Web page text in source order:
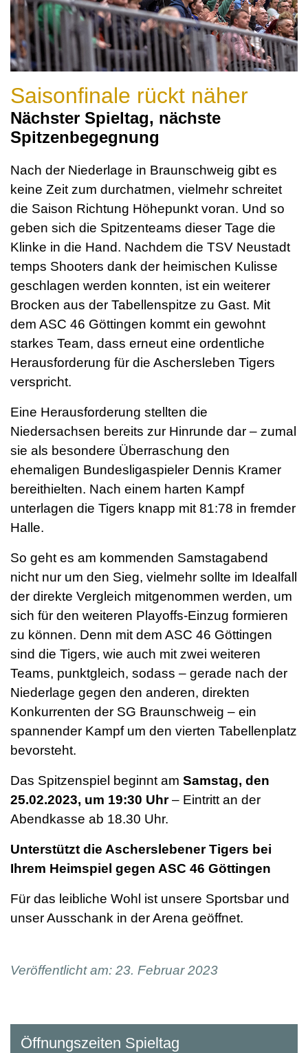
Saisonfinale rückt näher
Nächster Spieltag, nächste
Spitzenbegegnung
Nach der Niederlage in Braunschweig gibt es
keine Zeit zum durchatmen, vielmehr schreitet
die Saison Richtung Höhepunkt voran. Und so
geben sich die Spitzenteams dieser Tage die
Klinke in die Hand. Nachdem die TSV Neustadt
temps Shooters dank der heimischen Kulisse
geschlagen werden konnten, ist ein weiterer
Brocken aus der Tabellenspitze zu Gast. Mit
dem ASC 46 Göttingen kommt ein gewohnt
starkes Team, dass erneut eine ordentliche
Herausforderung für die Aschersleben Tigers
verspricht.
Eine Herausforderung stellten die
Niedersachsen bereits zur Hinrunde dar – zumal
sie als besondere Überraschung den
ehemaligen Bundesligaspieler Dennis Kramer
bereithielten. Nach einem harten Kampf
unterlagen die Tigers knapp mit 81:78 in fremder
Halle.
So geht es am kommenden Samstagabend
nicht nur um den Sieg, vielmehr sollte im Idealfall
der direkte Vergleich mitgenommen werden, um
sich für den weiteren Playoffs-Einzug formieren
zu können. Denn mit dem ASC 46 Göttingen
sind die Tigers, wie auch mit zwei weiteren
Teams, punktgleich, sodass – gerade nach der
Niederlage gegen den anderen, direkten
Konkurrenten der SG Braunschweig – ein
spannender Kampf um den vierten Tabellenplatz
bevorsteht.
Das Spitzenspiel beginnt am Samstag, den
25.02.2023, um 19:30 Uhr– Eintritt an der
Abendkasse ab 18.30 Uhr.
Unterstützt die Ascherslebener Tigers bei
Ihrem Heimspiel gegen ASC 46 Göttingen
Für das leibliche Wohl ist unsere Sportsbar und
unser Ausschank in der Arena geöffnet.
Veröffentlicht am: 23. Februar 2023
Öffnungszeiten Spieltag